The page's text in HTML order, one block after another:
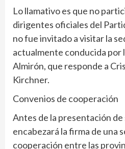
Lo llamativo es que no
dirigentes oficiales del
no fue invitado a visitar la
actualmente conducida por
Almirón, que responde a
Kirchner.
Convenios de cooperación
Antes de la presentación
encabezará la firma de una
cooperación entre las